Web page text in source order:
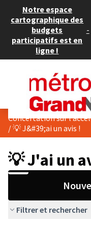
Notre espace
cartographique des
budgets
participatifs est en
ligne !
-
/💡 J&#39;ai un avis !
💡 J'ai un
Filtrer et rechercher